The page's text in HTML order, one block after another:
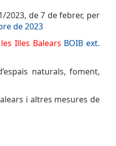
2023, de 7 de febrer, per
de 2023
Illes Balears BOIB ext.
naturals, foment,
i altres mesures de